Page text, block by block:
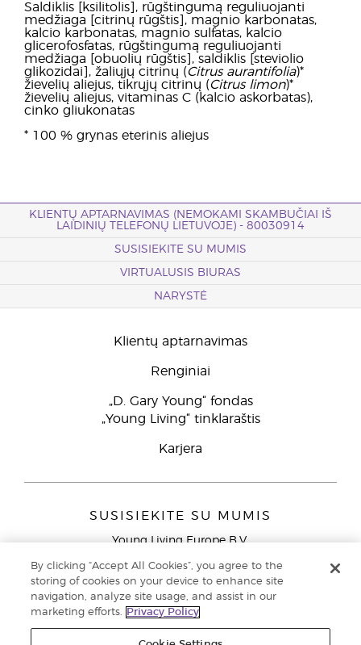
Saldiklis [ksilitolis], rūgštingumą reguliuojanti
medžiaga [citrinų rūgštis], magnio karbonatas,
kalcio karbonatas, magnio sulfatas, kalcio
glicerofosfatas, rūgštingumą reguliuojanti
medžiaga [obuolių rūgštis], saldiklis [steviolio
glikozidai], žaliųjų citrinų (Citrus aurantifolia)*
žievelių aliejus, tikrųjų citrinų (Citrus limon)*
žievelių aliejus, vitaminas C (kalcio askorbatas),
cinko gliukonatas
* 100 % grynas eterinis aliejus
KLIENTŲ APTARNAVIMAS (NEMOKAMI SKAMBUČIAI IŠ
LAIDINIŲ TELEFONŲ LIETUVOJE) - 80030914
SUSISIEKITE SU MUMIS
VIRTUALUSIS BIURAS
NARYSTĖ
Klientų aptarnavimas
Renginiai
„D. Gary Young“ fondas
„Young Living“ tinklaraštis
Karjera
SUSISIEKITE SU MUMIS
Young Living Europe B.V.
9727 AJ Groningen
Klientų aptarnavimas (nemokami skambučiai iš laidinių
telefonų Lietuvoje)80030914
By clicking “Accept All Cookies”, you agree to the
storing of cookies on your device to enhance site
navigation, analyze site usage, and assist in our
marketing efforts.
Privacy Policy